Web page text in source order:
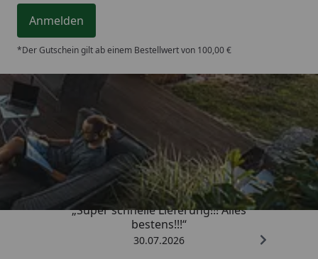
Anmelden
*Der Gutschein gilt ab einem Bestellwert von 100,00 €
Trusted Shops
4,93/ 5
„Super schnelle Lieferung!!! Alles
bestens!!!“
30.07.2026